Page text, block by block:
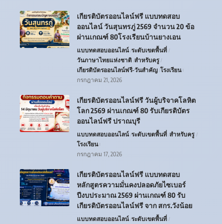
เกียรติบัตรออนไลน์ฟรี แบบทดสอบ
ออนไลน์ วันสุนทรภู่ 2569 จำนวน 20 ข้อ
ผ่านเกณฑ์ 80โรงเรียนบ้านยางเอน
แบบทดสอบออนไลน์ ระดับเขตพื้นที่
วันภาษาไทยแห่งชาติ สำหรับครู
เกียรติบัตรออนไลน์ฟรี-วันสำคัญ โรงเรียน
กรกฎาคม 21, 2026
เกียรติบัตรออนไลน์ฟรี วันผู้บริจาคโลหิต
โลก 2569 ผ่านเกณฑ์ 80 รับเกียรติบัตร
ออนไลน์ฟรี ปราณบุรี
แบบทดสอบออนไลน์ ระดับเขตพื้นที่ สำหรับครู
โรงเรียน
กรกฎาคม 17, 2026
เกียรติบัตรออนไลน์ฟรี แบบทดสอบ
หลักสูตรความมั่นคงปลอดภัยไซเบอร์
ปีงบประมาณ 2569 ผ่านเกณฑ์ 80 รับ
เกียรติบัตรออนไลน์ฟรี จาก สกร.วังน้อย
แบบทดสอบออนไลน์ ระดับเขตพื้นที่